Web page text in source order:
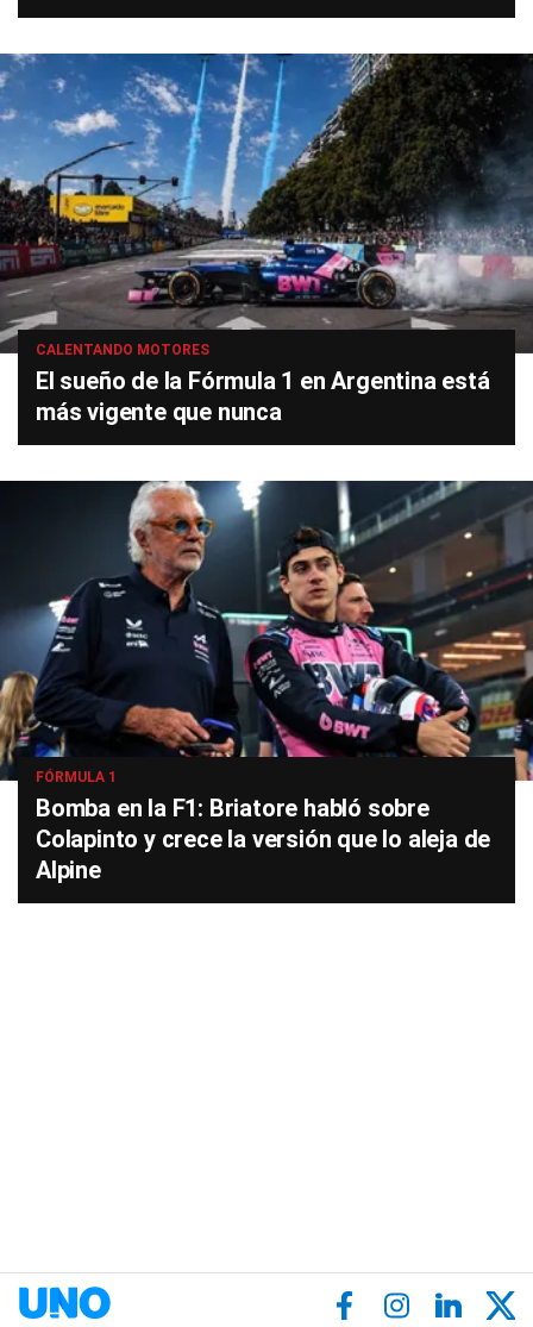
CALENTANDO MOTORES
El sueño de la Fórmula 1 en Argentina está
más vigente que nunca
FÓRMULA 1
Bomba en la F1: Briatore habló sobre
Colapinto y crece la versión que lo aleja de
Alpine